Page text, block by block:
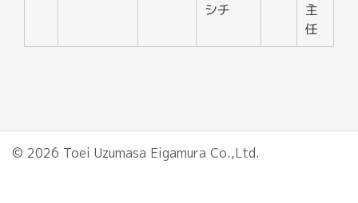
シチ
主
任
© 2026 Toei Uzumasa Eigamura Co.,Ltd.